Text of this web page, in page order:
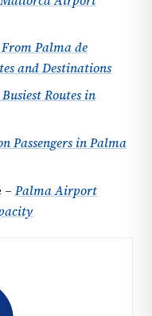
Palma de
and Destinations
Routes in
Passengers in Palma
–Palma Airport